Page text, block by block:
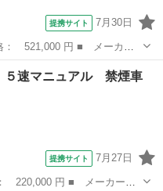
提携サイト 7月30日
ス ■ グレード名： ベー
ス ＥＴＣ ＨＤＤナビ ワ
５速マニュアル 禁煙車
提携サイト 7月27日